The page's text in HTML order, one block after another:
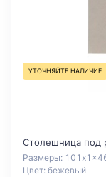
УТОЧНЯЙТЕ НАЛИЧИЕ
Столешница под
Размеры:
Цвет: бежевый